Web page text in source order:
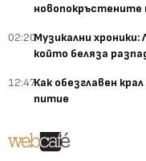
новопокръстените
02:20Музикални
който беляза
12:47Как обезглавен
питие